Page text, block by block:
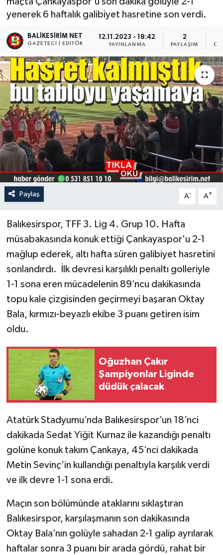
yenerek 6 haftalık galibiyet hasretine son verdi.
BALIKESIRIM NET
GAZETECI | EDITÖR
12.11.2023 - 18:42
YAYINLANMA
2
PAYLAŞIM
Paylaş A- A+
Balıkesirspor, TFF 3. Lig 4. Grup 10. Hafta
müsabakasında konuk ettiği Çankayaspor'u 2-1
mağlup ederek, altı hafta süren galibiyet hasretini
sonlandırdı. İlk devresi karşılıklı penaltı golleriyle
1-1 sona eren mücadelenin 89’ncu dakikasında
topu kale çizgisinden geçirmeyi başaran Oktay
Bala, kırmızı-beyazlı ekibe 3 puanı getiren isim
oldu.
Oğuzhan Çakır
Şampiyonlar Liginde
düdük çalacak
Atatürk Stadyumu’nda Balıkesirspor’un 18’nci
dakikada Sedat Yiğit Kurnaz ile kazandığı penaltı
golüne konuk takım Çankaya, 45’nci dakikada
Metin Sevinç’in kullandığı penaltıyla karşılık verdi
ve ilk devre 1-1 sona erdi.
Maçın son bölümünde ataklarını sıklaştıran
Balıkesirspor, karşılaşmanın son dakikasında
Oktay Bala’nın golüyle sahadan 2-1 galip ayrılarak
haftalar sonra 3 puanı bir arada gördü, rahat bir